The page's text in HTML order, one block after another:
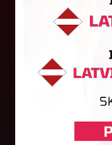
Jūlijā
atzīta
labāko
Keita